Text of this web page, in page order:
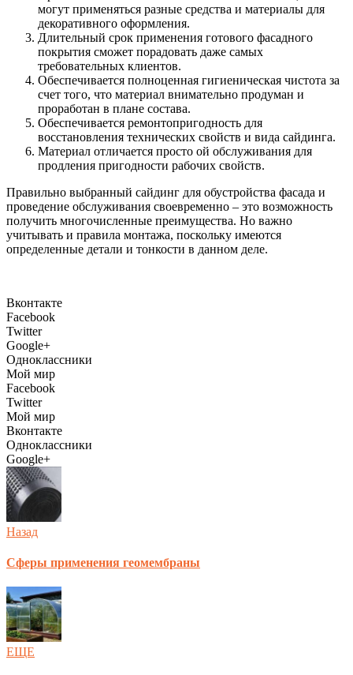
могут применяться разные средства и материалы для
декоративного оформления.
Длительный срок применения готового фасадного
покрытия сможет порадовать даже самых
требовательных клиентов.
Обеспечивается полноценная гигиеническая чистота за
счет того, что материал внимательно продуман и
проработан в плане состава.
Обеспечивается ремонтопригодность для
восстановления технических свойств и вида сайдинга.
Материал отличается просто ой обслуживания для
продления пригодности рабочих свойств.
Правильно выбранный сайдинг для обустройства фасада и
проведение обслуживания своевременно – это возможность
получить многочисленные преимущества. Но важно
учитывать и правила монтажа, поскольку имеются
определенные детали и тонкости в данном деле.
Вконтакте
Facebook
Twitter
Google+
Одноклассники
Мой мир
Facebook
Twitter
Мой мир
Вконтакте
Одноклассники
Google+
Назад
Сферы применения геомембраны
ЕЩЕ